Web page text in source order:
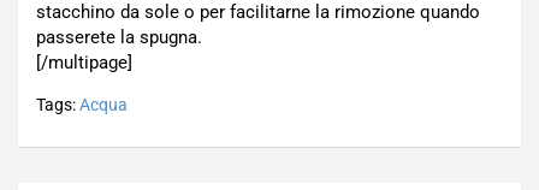
stacchino da sole o per facilitarne la rimozione quando
passerete la spugna.
[/multipage]
Tags:Acqua